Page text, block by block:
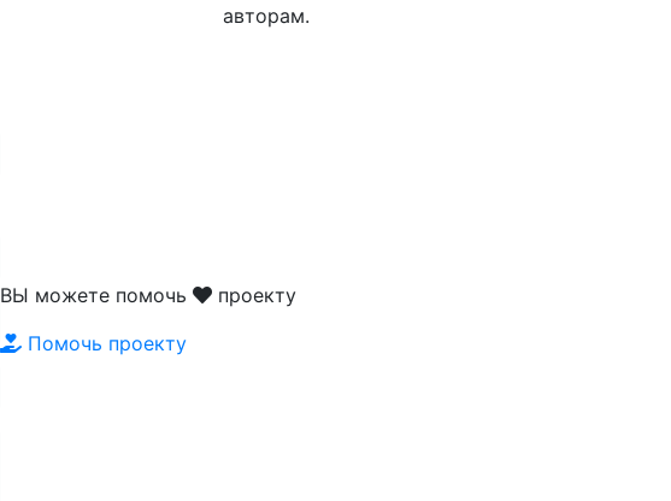
авторам.
ВЫ можете помочь
проекту
Помочь проекту